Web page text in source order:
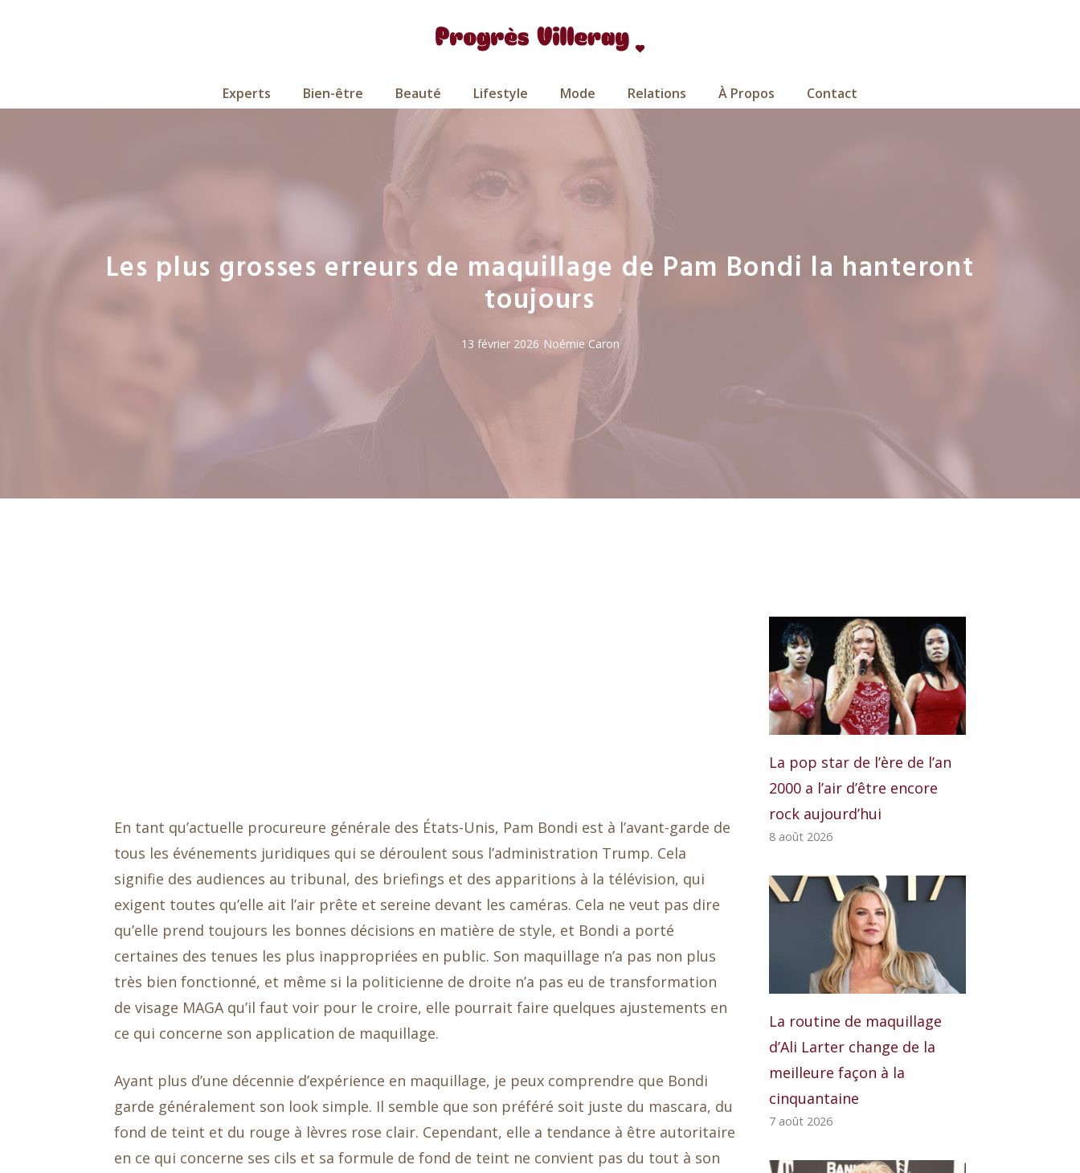
Experts Bien-être Beauté Lifestyle Mode Relations À Propos Contact
Les plus grosses erreurs de maquillage de Pam Bondi la hanteront
toujours
13 février 2026 Noémie Caron
En tant qu’actuelle procureure générale des États-Unis, Pam Bondi est à l’avant-garde de
tous les événements juridiques qui se déroulent sous l’administration Trump. Cela
signifie des audiences au tribunal, des briefings et des apparitions à la télévision, qui
exigent toutes qu’elle ait l’air prête et sereine devant les caméras. Cela ne veut pas dire
qu’elle prend toujours les bonnes décisions en matière de style, et Bondi a porté
certaines des tenues les plus inappropriées en public. Son maquillage n’a pas non plus
très bien fonctionné, et même si la politicienne de droite n’a pas eu de transformation
de visage MAGA qu’il faut voir pour le croire, elle pourrait faire quelques ajustements en
ce qui concerne son application de maquillage.
Ayant plus d’une décennie d’expérience en maquillage, je peux comprendre que Bondi
garde généralement son look simple. Il semble que son préféré soit juste du mascara, du
fond de teint et du rouge à lèvres rose clair. Cependant, elle a tendance à être autoritaire
en ce qui concerne ses cils et sa formule de fond de teint ne convient pas du tout à son
La pop star de l’ère de l’an
2000 a l’air d’être encore
rock aujourd’hui
8 août 2026
La routine de maquillage
d’Ali Larter change de la
meilleure façon à la
cinquantaine
7 août 2026